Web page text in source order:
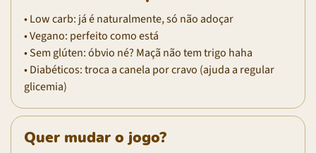
• Low carb: já é naturalmente, só não adoçar
• Vegano: perfeito como está
• Sem glúten: óbvio né? Maçã não tem trigo haha
• Diabéticos: troca a canela por cravo (ajuda a regular
glicemia)
Quer mudar o jogo?